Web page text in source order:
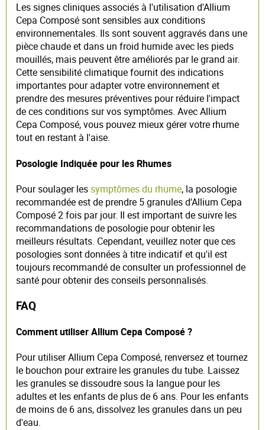
Les signes cliniques associés à l'utilisation d'Allium
Cepa Composé sont sensibles aux conditions
environnementales. Ils sont souvent aggravés dans une
pièce chaude et dans un froid humide avec les pieds
mouillés, mais peuvent être améliorés par le grand air.
Cette sensibilité climatique fournit des indications
importantes pour adapter votre environnement et
prendre des mesures préventives pour réduire l'impact
de ces conditions sur vos symptômes. Avec Allium
Cepa Composé, vous pouvez mieux gérer votre rhume
tout en restant à l'aise.
Posologie Indiquée pour les Rhumes
Pour soulager lessymptômes du rhume, la posologie
recommandée est de prendre 5 granules d'Allium Cepa
Composé 2 fois par jour. Il est important de suivre les
recommandations de posologie pour obtenir les
meilleurs résultats. Cependant, veuillez noter que ces
posologies sont données à titre indicatif et qu'il est
toujours recommandé de consulter un professionnel de
santé pour obtenir des conseils personnalisés.
FAQ
Comment utiliser Allium Cepa Composé ?
Pour utiliser Allium Cepa Composé, renversez et tournez
le bouchon pour extraire les granules du tube. Laissez
les granules se dissoudre sous la langue pour les
adultes et les enfants de plus de 6 ans. Pour les enfants
de moins de 6 ans, dissolvez les granules dans un peu
d'eau.